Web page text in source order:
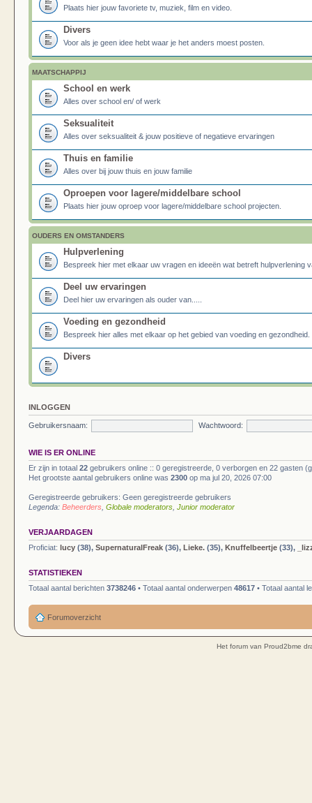
Plaats hier jouw favoriete tv, muziek, film en video.
Divers
Voor als je geen idee hebt waar je het anders moest posten.
MAATSCHAPPIJ
School en werk
Alles over school en/ of werk
Seksualiteit
Alles over seksualiteit & jouw positieve of negatieve ervaringen
Thuis en familie
Alles over bij jouw thuis en jouw familie
Oproepen voor lagere/middelbare school
Plaats hier jouw oproep voor lagere/middelbare school projecten.
OUDERS EN OMSTANDERS
Hulpverlening
Bespreek hier met elkaar uw vragen en ideeën wat betreft hulpverlening
Deel uw ervaringen
Deel hier uw ervaringen als ouder van.....
Voeding en gezondheid
Bespreek hier alles met elkaar op het gebied van voeding en gezondheid.
Divers
INLOGGEN
Gebruikersnaam: Wachtwoord:
WIE IS ER ONLINE
Er zijn in totaal 22 gebruikers online :: 0 geregistreerde, 0 verborgen en 22 gasten
Het grootste aantal gebruikers online was 2300 op ma jul 20, 2026 07:00
Geregistreerde gebruikers: Geen geregistreerde gebruikers
Legenda: Beheerders Globale moderators Junior moderator
VERJAARDAGEN
Proficiat: lucy (38), SupernaturalFreak (36), Lieke. (35), Knuffelbeertje (33),
STATISTIEKEN
Totaal aantal berichten 3738246 • Totaal aantal onderwerpen 48617 • Totaal aantal
Forumoverzicht
Het forum van Proud2bme